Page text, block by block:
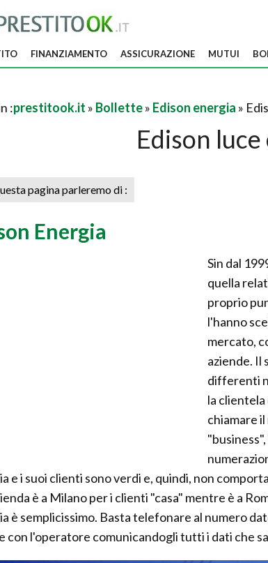
FINANZIAMENTO ASSICURAZIONE MUTUI
:prestitook.it » Bollette» Edison energia »
Edison luce
pagina parleremo di :
Energia
Sin dal
quella
proprio
l'hanno
mercato,
aziende. Il
differenti
la
chiamare
e i suoi clienti sono verdi e, quindi, non
è a Milano per i clienti "casa" mentre è a
è semplicissimo. Basta telefonare al numero
con l'operatore comunicandogli tutti i dati che